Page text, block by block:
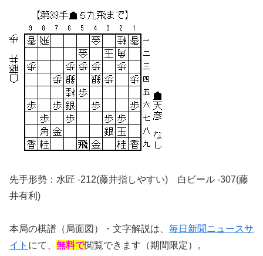
先手形勢：水匠 -212(藤井指しやすい) 白ビール -307(藤
井有利)
本局の棋譜（局面図）・文字解説は、 毎日新聞ニュースサ
イト にて、 無料で閲覧できます（期間限定）。